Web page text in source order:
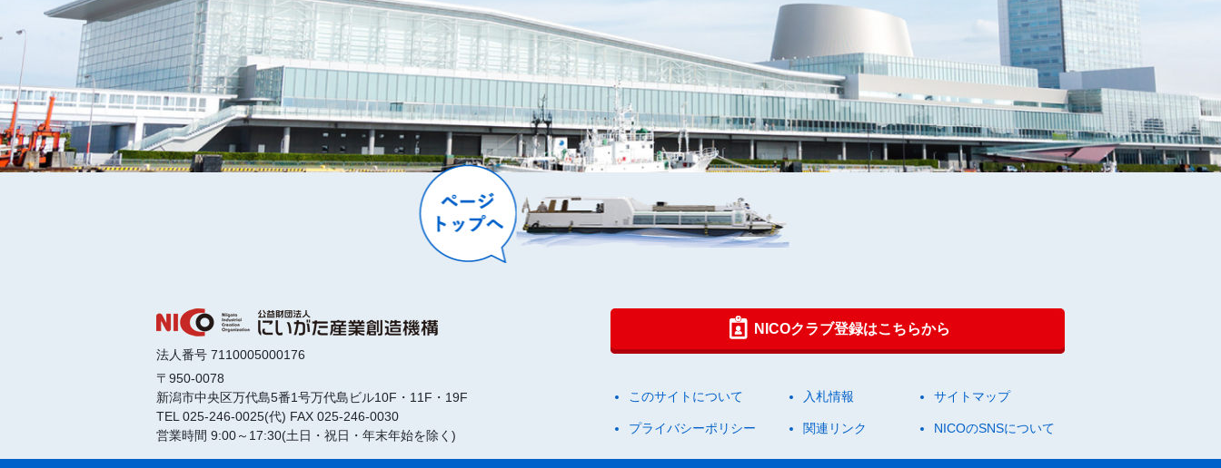
NICOクラブ登録はこちらから
このサイトについて 入札情報 サイトマップ
プライバシーポリシー 関連リンク NICOのSNSについて
法人番号 7110005000176
〒950-0078
新潟市中央区万代島5番1号万代島ビル10F・11F・19F
TEL 025-246-0025(代) FAX 025-246-0030
営業時間 9:00～17:30(土日・祝日・年末年始を除く)